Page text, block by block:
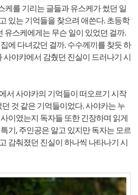
케를 기리는 글들과 유스케가 썼던 일
있는 기억들을 찾으려 애쓴다. 초등학
유스케에게는 무슨 일이 있었던 걸까.
에 다녀갔던 걸까. 수수께끼를 찾듯 하
사야캬에서 감췄던 진실이 드러나기 시
서 사야카의 기억들이 떠오르기 시작
것 같은 기억들이었다. 사야카는 누
이였는지 독자들 또한 긴장하며 읽게
기, 주인공은 알고 있지만 독자는 모르
감춰졌던 진실이 하나씩 나타나기 시